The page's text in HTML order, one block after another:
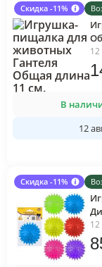
Скидка -11%
В
12
Скидка -11%